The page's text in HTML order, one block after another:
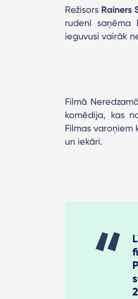
Režisors Rainers
rudenī saņēma
ieguvusi vairāk
Filmā
komēdija, kas
Filmas
un iekāri.